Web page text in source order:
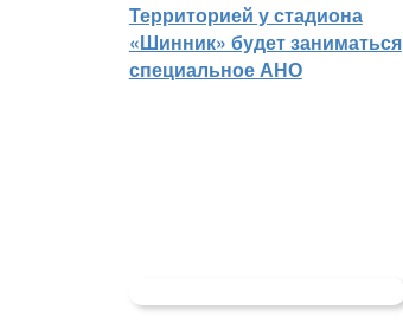
Территорией у стадиона
«Шинник» будет заниматься
специальное АНО